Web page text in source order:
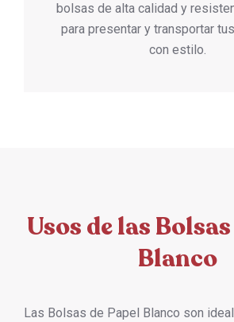
bolsas de alta calidad y
para presentar y transportar
con estilo.
Usos de las
Blanco
Las Bolsas de Papel Blanco son